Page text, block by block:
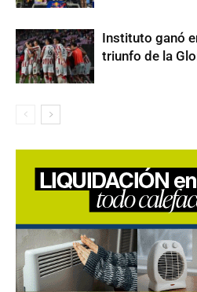
Instituto ganó
triunfo de la